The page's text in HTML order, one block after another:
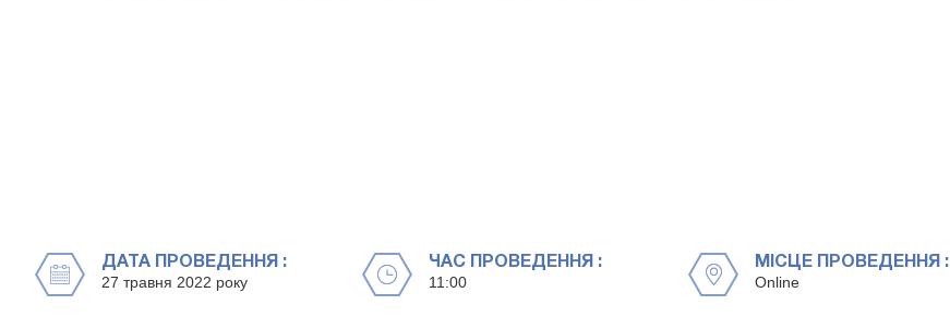
ДАТА ПРОВЕДЕННЯ :
27 травня 2022 року
ЧАС ПРОВЕДЕННЯ :
11:00
МІСЦЕ ПРОВЕДЕННЯ :
Online